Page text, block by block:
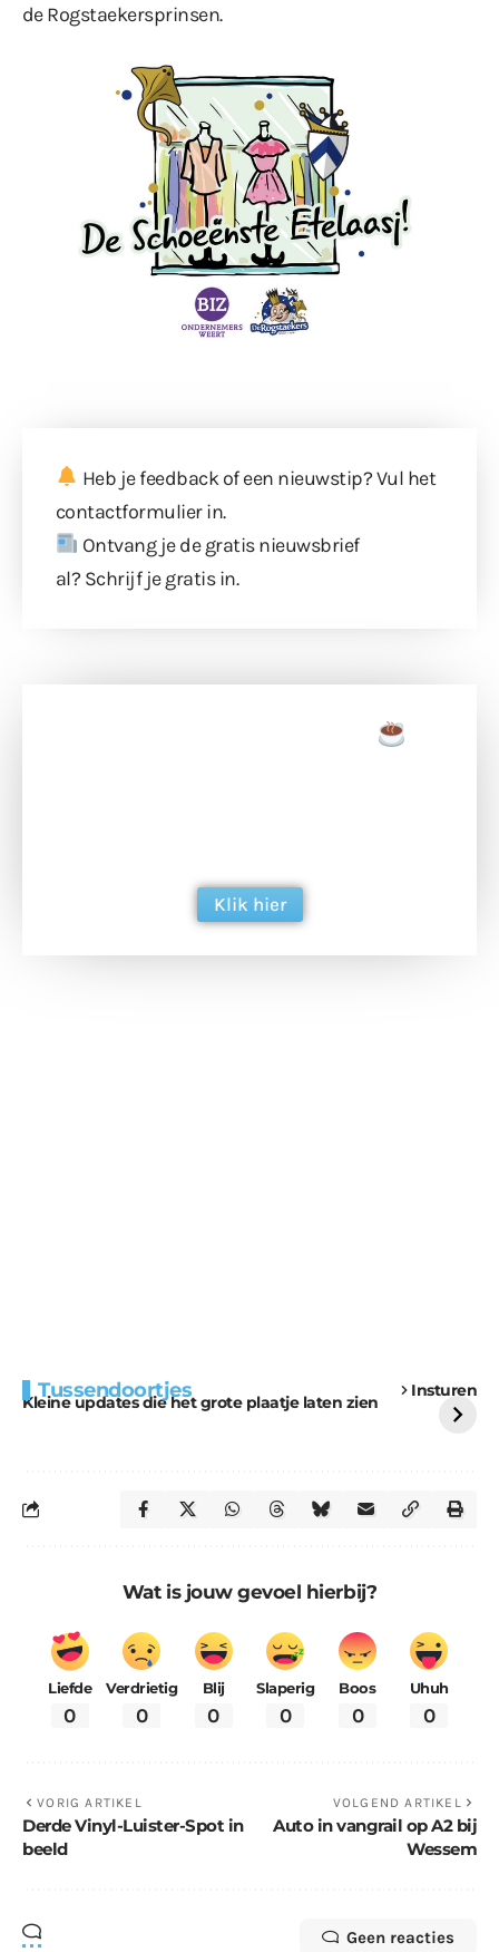
de Rogstaekersprinsen.
Heb je feedback of een nieuwstip? Vul het
contactformulierin.
Ontvang je de gratis nieuwsbrief
al? Schrijf je gratis in.
Klik hier
Tussendoortjes Insturen
Kleine updates die het grote plaatje laten zien
voor kabouters
uitdaging
Wat is jouw gevoel hierbij?
Liefde
0
Verdrietig
0
Blij
0
Slaperig
0
Boos
0
Uhuh
0
VORIG ARTIKEL
Derde Vinyl-Luister-Spot in
beeld
VOLGEND ARTIKEL
Auto in vangrail op A2 bij
Wessem
Geen reacties